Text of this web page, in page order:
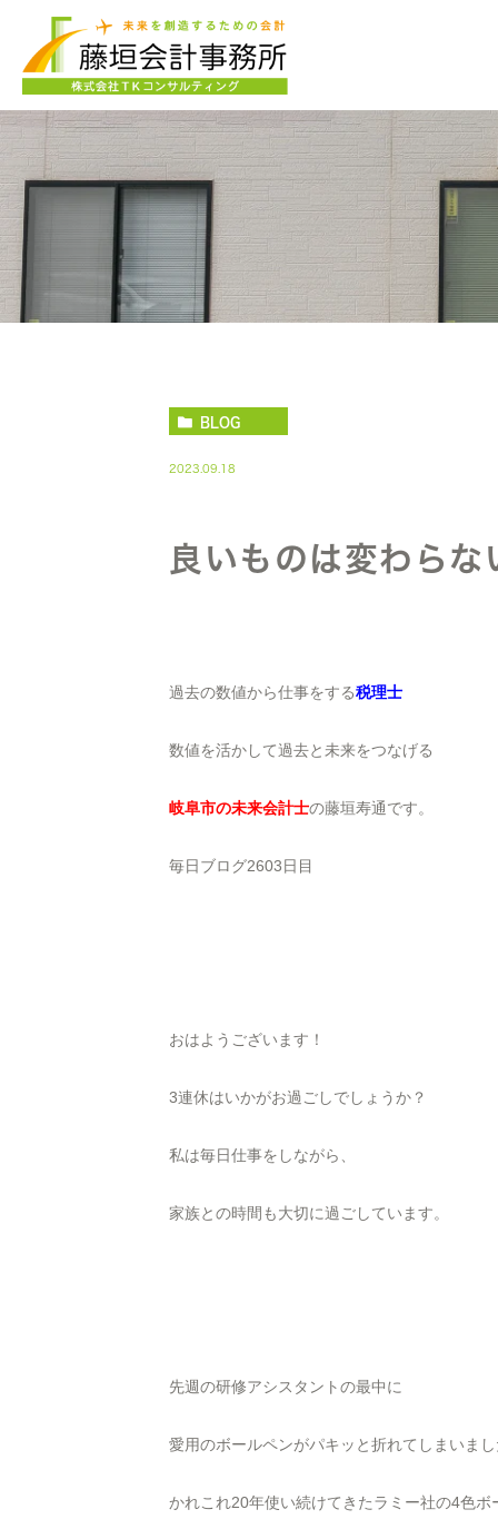
BLOG
2023.09.18
良いものは変わらな
過去の数値から仕事をする税理士
数値を活かして過去と未来をつなげる
岐阜市の未来会計士の藤垣寿通です。
毎日ブログ2603日目
おはようございます！
3連休はいかがお過ごしでしょうか？
私は毎日仕事をしながら、
家族との時間も大切に過ごしています。
先週の研修アシスタントの最中に
愛用のボールペンがパキッと折れてしまいま
かれこれ20年使い続けてきたラミー社の4色ボ